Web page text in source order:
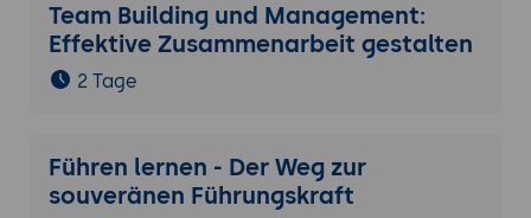
Team Building und Management:
Effektive Zusammenarbeit gestalten
2 Tage
Führen lernen - Der Weg zur
souveränen Führungskraft